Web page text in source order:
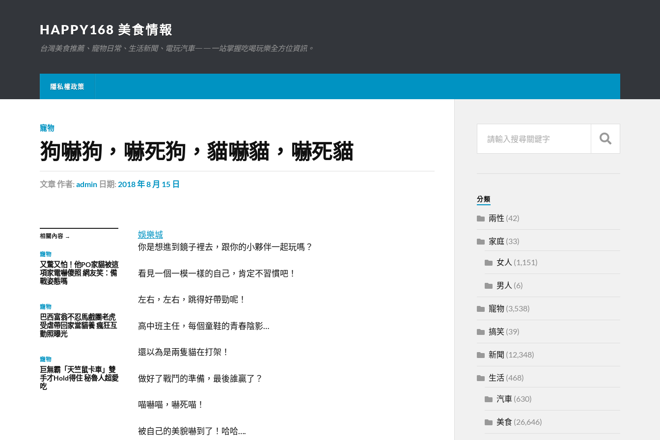
HAPPY168 美食情報
台灣美食推薦、寵物日常、生活新聞、電玩汽車——一站掌握吃喝玩樂全方位資訊。
隱私權政策
寵物
狗嚇狗，嚇死狗，貓嚇貓，嚇死貓
文章作者: admin 日期: 2018 年 8 月 15 日
相關內容 →
寵物
又驚又怕！他PO家貓被這
項家電嚇傻照 網友笑：備
戰姿態嗎
寵物
巴西富翁不忍馬戲團老虎
受虐帶回家當貓養 瘋狂互
動照曝光
寵物
巨無霸「天竺鼠卡車」雙
手才Hold得住 秘魯人超愛
吃
娛樂城
你是想進到鏡子裡去，跟你的小夥伴一起玩嗎？
看見一個一模一樣的自己，肯定不習慣吧！
左右，左右，跳得好帶勁呢！
高中班主任，每個童鞋的青春陰影…
還以為是兩隻貓在打架！
做好了戰鬥的準備，最後誰贏了？
喵嚇喵，嚇死喵！
被自己的美貌嚇到了！哈哈….
分類
兩性 (42)
家庭(33)
女人 (1,151)
男人 (6)
寵物(3,538)
搞笑(39)
新聞 (12,348)
生活(468)
汽車(630)
美食(26,646)